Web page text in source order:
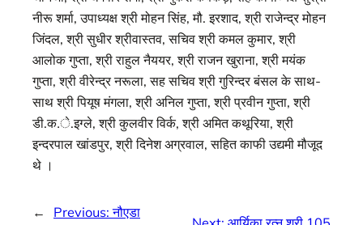
नीरू शर्मा, उपाध्यक्ष श्री मोहन सिंह, मौ. इरशाद, श्री राजेन्द्र मोहन
जिंदल, श्री सुधीर श्रीवास्तव, सचिव श्री कमल कुमार, श्री
आलोक गुप्ता, श्री राहुल नैययर, श्री राजन खुराना, श्री मयंक
गुप्ता, श्री वीरेन्द्र नरूला, सह सचिव श्री गुरिन्दर बंसल के साथ-
साथ श्री पियूष मंगला, श्री अनिल गुप्ता, श्री प्रवीन गुप्ता, श्री
डी.क.े.इग्ले, श्री कुलवीर विर्क, श्री अमित कथूरिया, श्री
इन्दरपाल खांडपुर, श्री दिनेश अग्रवाल, सहित काफी उद्यमी मौजूद
थे ।
← Previous:नौएडा